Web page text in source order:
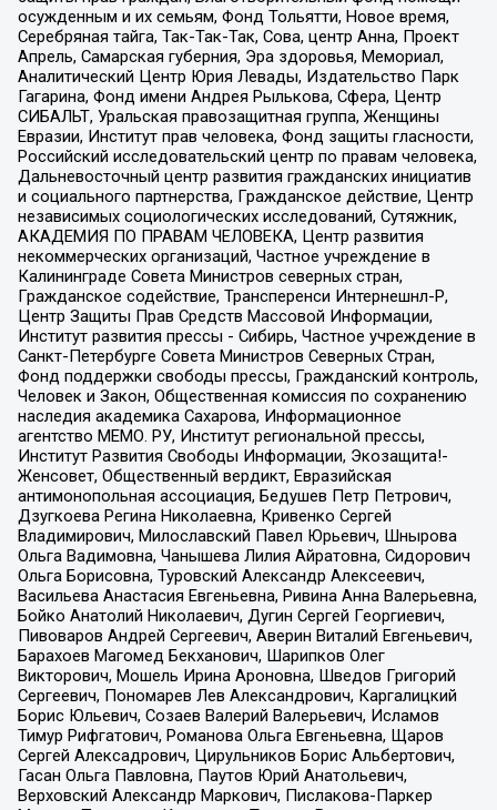
осужденным и их семьям, Фонд Тольятти, Новое время,
Серебряная тайга, Так-Так-Так, Сова, центр Анна, Проект
Апрель, Самарская губерния, Эра здоровья, Мемориал,
Аналитический Центр Юрия Левады, Издательство Парк
Гагарина, Фонд имени Андрея Рылькова, Сфера, Центр
СИБАЛЬТ, Уральская правозащитная группа, Женщины
Евразии, Институт прав человека, Фонд защиты гласности,
Российский исследовательский центр по правам человека,
Дальневосточный центр развития гражданских инициатив
и социального партнерства, Гражданское действие, Центр
независимых социологических исследований, Сутяжник,
АКАДЕМИЯ ПО ПРАВАМ ЧЕЛОВЕКА, Центр развития
некоммерческих организаций, Частное учреждение в
Калининграде Совета Министров северных стран,
Гражданское содействие, Трансперенси Интернешнл-Р,
Центр Защиты Прав Средств Массовой Информации,
Институт развития прессы - Сибирь, Частное учреждение в
Санкт-Петербурге Совета Министров Северных Стран,
Фонд поддержки свободы прессы, Гражданский контроль,
Человек и Закон, Общественная комиссия по сохранению
наследия академика Сахарова, Информационное
агентство МЕМО. РУ, Институт региональной прессы,
Институт Развития Свободы Информации, Экозащита!-
Женсовет, Общественный вердикт, Евразийская
антимонопольная ассоциация, Бедушев Петр Петрович,
Дзугкоева Регина Николаевна, Кривенко Сергей
Владимирович, Милославский Павел Юрьевич, Шнырова
Ольга Вадимовна, Чанышева Лилия Айратовна, Сидорович
Ольга Борисовна, Туровский Александр Алексеевич,
Васильева Анастасия Евгеньевна, Ривина Анна Валерьевна,
Бойко Анатолий Николаевич, Дугин Сергей Георгиевич,
Пивоваров Андрей Сергеевич, Аверин Виталий Евгеньевич,
Барахоев Магомед Бекханович, Шарипков Олег
Викторович, Мошель Ирина Ароновна, Шведов Григорий
Сергеевич, Пономарев Лев Александрович, Каргалицкий
Борис Юльевич, Созаев Валерий Валерьевич, Исламов
Тимур Рифгатович, Романова Ольга Евгеньевна, Щаров
Сергей Алексадрович, Цирульников Борис Альбертович,
Гасан Ольга Павловна, Паутов Юрий Анатольевич,
Верховский Александр Маркович, Пислакова-Паркер